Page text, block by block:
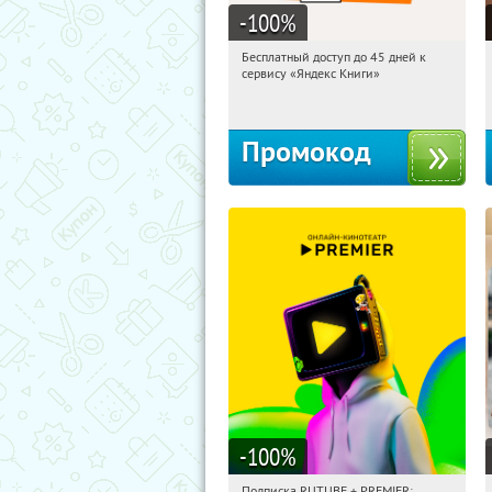
-100%
12:05:45
Получи первым!
Бесплатный доступ до 45 дней к
сервису «Яндекс Книги»
Промокод
-100%